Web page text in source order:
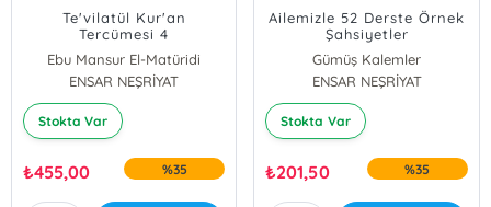
Te'vilatül Kur'an
Tercümesi 4
Ebu Mansur El-Matüridi
ENSAR NEŞRİYAT
Stokta Var
₺455,00 %35
Ailemizle 52 Derste Örnek
Şahsiyetler
Gümüş Kalemler
ENSAR NEŞRİYAT
Stokta Var
₺201,50 %35